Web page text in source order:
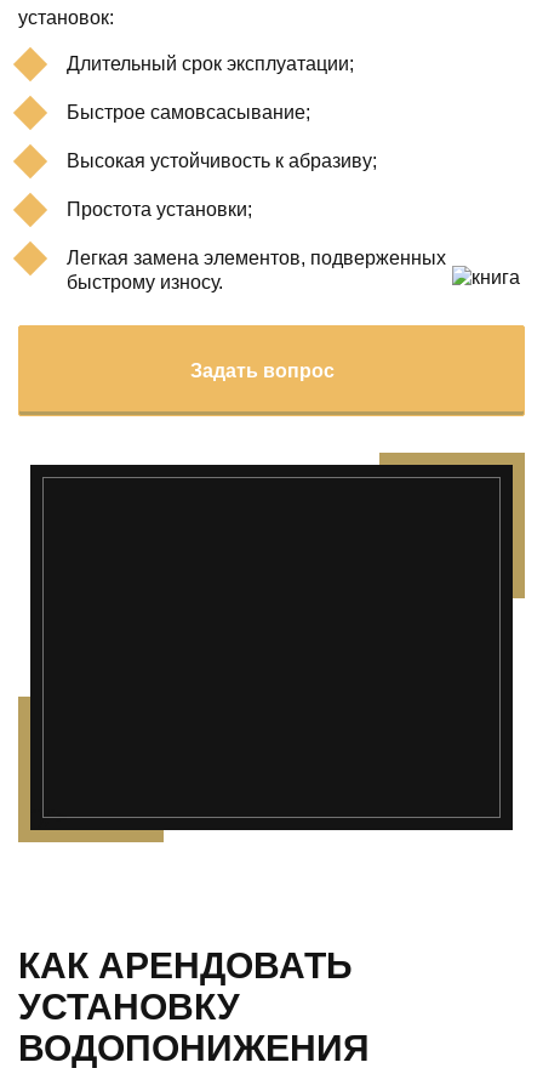
установок:
Длительный срок эксплуатации;
Быстрое самовсасывание;
Высокая устойчивость к абразиву;
Простота установки;
Легкая замена элементов, подверженных
быстрому износу.
Задать вопрос
");">
КАК АРЕНДОВАТЬ
УСТАНОВКУ
ВОДОПОНИЖЕНИЯ